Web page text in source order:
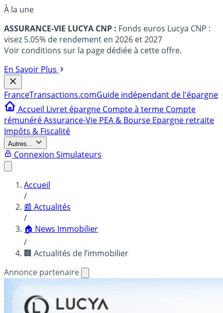
À la une
ASSURANCE-VIE LUCYA CNP : Fonds euros Lucya CNP :
visez 5.05% de rendement en 2026 et 2027
Voir conditions sur la page dédiée à cette offre.
En Savoir Plus
FranceTransactions.comGuide indépendant de l'épargne
Accueil Livret épargne Compte à terme Compte
rémunéréAssurance-Vie PEA & Bourse Epargne retraite
Impôts & Fiscalité
Autres...
Connexion Simulateurs
Accueil
/
📰 Actualités
/
🏠 News Immobilier
/
🏢 Actualités de l’immobilier
Annonce partenaire